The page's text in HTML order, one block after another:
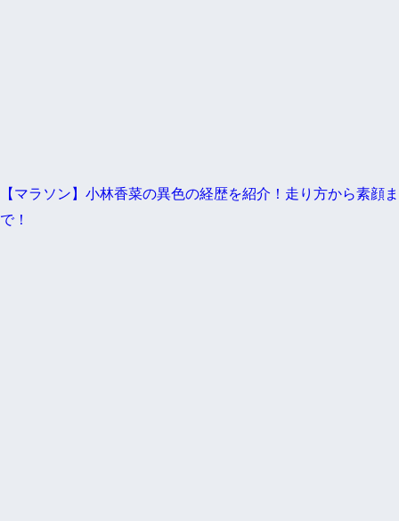
【マラソン】小林香菜の異色の経歴を紹介！走り方から素顔ま
で！